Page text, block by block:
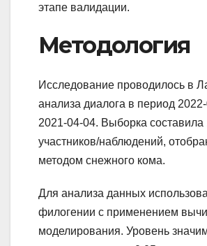
этапе валидации.
Методология
Исследование проводилось в
анализа диалога в период
2021-04-04. Выборка составила
участников/наблюдений,
методом снежного кома.
Для анализа данных
филогении с применением
моделирования. Уровень